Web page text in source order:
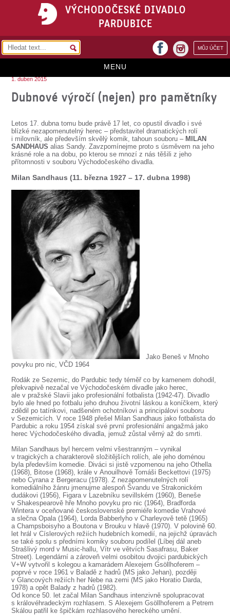
VÝCHODOČESKÉ DIVADLO
PARDUBICE
MŮJ ÚČET
facebook
MENU
REPERTOÁR
VSTUPENKY
KONTAKTY
O DIVADLE
SOUBOR
DÁLE NABÍZÍME
1. duben 2015
Dubnové výročí (nejen) pro pamětníky
Letos 17. dubna tomu bude právě 17 let, co opustil divadlo i své
blízké nezapomenutelný herec – představitel dramatických rolí
i milovník, ale především skvělý komik, tahoun souboru – MILAN
SANDHAUS alias Sandy. Zavzpomínejme proto s úsměvem na jeho
krásné role a na dobu, po kterou se mnozí z nás těšili z jeho
přítomnosti v souboru Východočeského divadla.
Milan Sandhaus (11. března 1927 – 17. dubna 1998)
Jako Beneš v Mnoho
povyku pro nic, VČD 1964
Rodák ze Sezemic, do Pardubic tedy téměř co by kamenem dohodil,
překvapivě nezačal ve Východočeském divadle jako herec,
ale v pražské Slavii jako profesionální fotbalista (1942-47). Divadlo
bylo ale hned po fotbalu jeho druhou životní láskou a koníčkem, který
zdědil po tatínkovi, nadšeném ochotníkovi a principálovi souboru
v Sezemicích. V roce 1948 přešel Milan Sandhaus jako fotbalista do
Pardubic a roku 1954 získal své první profesionální angažmá jako
herec Východočeského divadla, jemuž zůstal věrný až do smrti.
Milan Sandhaus byl hercem velmi všestranným – vynikal
v tragických a charakterově složitějších rolích, ale jeho doménou
byla především komedie. Diváci si jistě vzpomenou na jeho Othella
(1968), Bitose (1968), krále v Anouilhově Tomáši Beckettovi (1975)
nebo Cyrana z Bergeracu (1978). Z nezapomenutelných rolí
komediálního žánru jmenujme alespoň Švandu ve Strakonickém
dudákovi (1956), Figara v Lazebníku sevillském (1960), Beneše
v Shakespearově hře Mnoho povyku pro nic (1964), Bradforda
Wintera v oceňované československé premiéře komedie Vrahové
a slečna Opala (1964), Lorda Babberlyho v Charleyově tetě (1965)
a Champsboisyho a Boutona v Brouku v hlavě (1970). V polovině 60.
let hrál v Císlerových režiích hudebních komedií, na jejichž úpravách
se také spolu s předními komiky souboru podílel (Líbej dál aneb
Strašlivý mord v Music-hallu, Vítr ve větvích Sasafrasu, Baker
Street). Legendární a zároveň velmi osobitou dvojici pardubických
V+W vytvořil s kolegou a kamarádem Alexejem Gsöllhoferem –
poprvé v roce 1961 v Baladě z hadrů (MS jako Jehan), později
v Glancových režiích her Nebe na zemi (MS jako Horatio Darda,
1978) a opět Balady z hadrů (1982).
Od konce 50. let začal Milan Sandhaus intenzivně spolupracovat
s královéhradeckým rozhlasem. S Alexejem Gsöllhoferem a Petrem
Skálou patřil ke špičkám rozhlasového hereckého umění.